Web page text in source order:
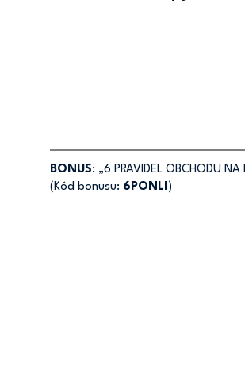
BONUS: „6 PRAVIDEL OBCHODU NA
(Kód bonusu: 6PONLI )